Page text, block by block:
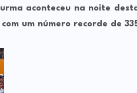
aconteceu na noite
um número recorde de